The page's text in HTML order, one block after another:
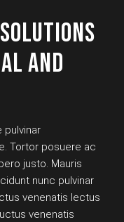
AND
pulvinar
Tortor posuere ac
justo. Mauris
nunc pulvinar
venenatis lectus
venenatis